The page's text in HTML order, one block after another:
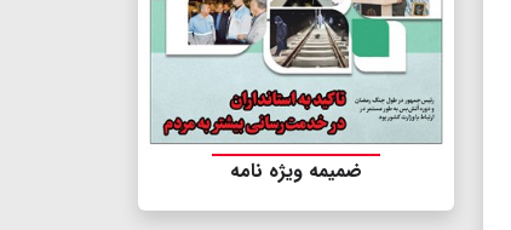
ضمیمه ویژه نامه